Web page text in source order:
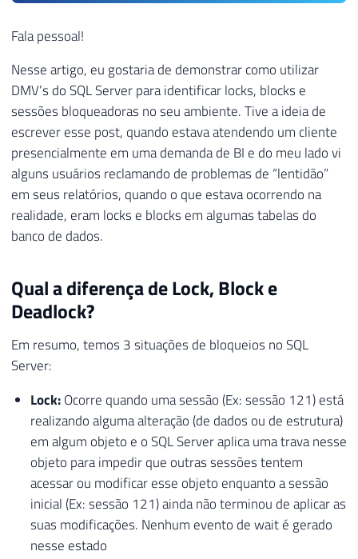
Fala pessoal!
Nesse artigo, eu gostaria de demonstrar como utilizar
DMV’s do SQL Server para identificar locks, blocks e
sessões bloqueadoras no seu ambiente. Tive a ideia de
escrever esse post, quando estava atendendo um cliente
presencialmente em uma demanda de BI e do meu lado vi
alguns usuários reclamando de problemas de “lentidão”
em seus relatórios, quando o que estava ocorrendo na
realidade, eram locks e blocks em algumas tabelas do
banco de dados.
Qual a diferença de Lock, Block e
Deadlock?
Em resumo, temos 3 situações de bloqueios no SQL
Server:
Lock:Ocorre quando uma sessão (Ex: sessão 121) está
realizando alguma alteração (de dados ou de estrutura)
em algum objeto e o SQL Server aplica uma trava nesse
objeto para impedir que outras sessões tentem
acessar ou modificar esse objeto enquanto a sessão
inicial (Ex: sessão 121) ainda não terminou de aplicar as
suas modificações. Nenhum evento de wait é gerado
nesse estado